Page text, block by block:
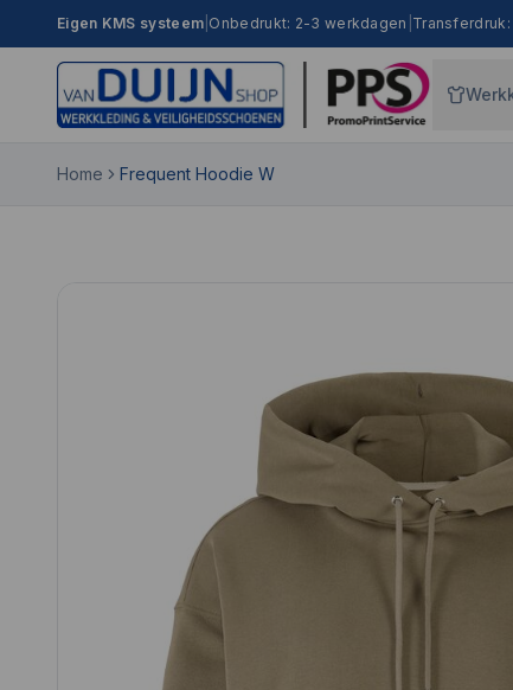
Eigen KMS systeem Onbedrukt: 2-3 werkdagen
Home Frequent Hoodie W